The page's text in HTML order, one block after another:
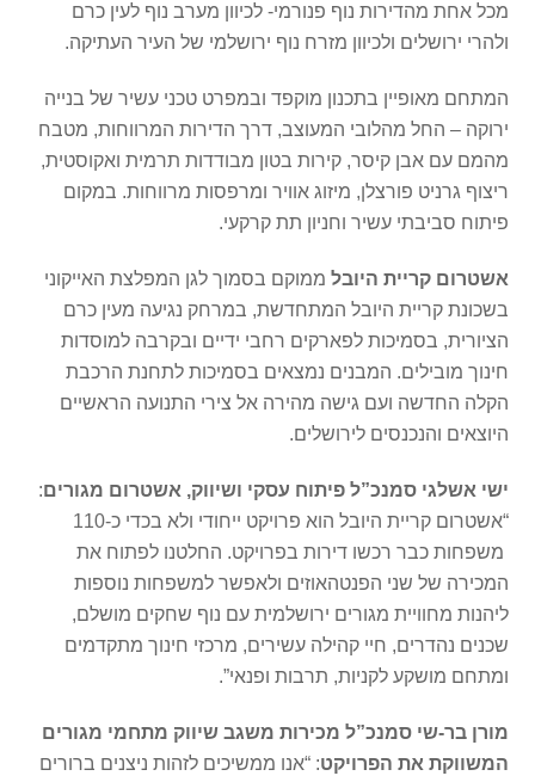
מכל אחת מהדירות נוף פנורמי- לכיוון מערב נוף לעין כרם
ולהרי ירושלים ולכיוון מזרח נוף ירושלמי של העיר העתיקה.
המתחם מאופיין בתכנון מוקפד ובמפרט טכני עשיר של בנייה
ירוקה – החל מהלובי המעוצב, דרך הדירות המרווחות, מטבח
מהמם עם אבן קיסר, קירות בטון מבודדות תרמית ואקוסטית,
ריצוף גרניט פורצלן, מיזוג אוויר ומרפסות מרווחות. במקום
פיתוח סביבתי עשיר וחניון תת קרקעי.
אשטרום קריית היובל ממוקם בסמוך לגן המפלצת האייקוני
בשכונת קריית היובל המתחדשת, במרחק נגיעה מעין כרם
הציורית, בסמיכות לפארקים רחבי ידיים ובקרבה למוסדות
חינוך מובילים. המבנים נמצאים בסמיכות לתחנת הרכבת
הקלה החדשה ועם גישה מהירה אל צירי התנועה הראשיים
היוצאים והנכנסים לירושלים.
ישי אשלגי סמנכ”ל פיתוח עסקי ושיווק, אשטרום מגורים:
“אשטרום קריית היובל הוא פרויקט ייחודי ולא בכדי כ-110
משפחות כבר רכשו דירות בפרויקט. החלטנו לפתוח את
המכירה של שני הפנטהאוזים ולאפשר למשפחות נוספות
ליהנות מחוויית מגורים ירושלמית עם נוף שחקים מושלם,
שכנים נהדרים, חיי קהילה עשירים, מרכזי חינוך מתקדמים
ומתחם מושקע לקניות, תרבות ופנאי”.
מורן בר-שי סמנכ”ל מכירות משגב שיווק מתחמי מגורים
המשווקת את הפרויקט: “אנו ממשיכים לזהות ניצנים ברורים